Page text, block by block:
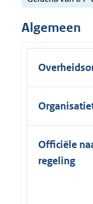
Algemeen
Officiële
regeling